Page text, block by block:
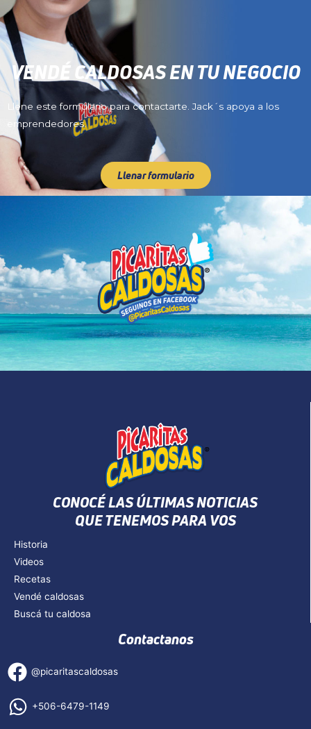
VENDÉ CALDOSAS EN TU NEGOCIO
Llene este formulario para contactarte. Jack´s apoya a los
emprendedores.
Llenar formulario
CONOCÉ LAS ÚLTIMAS NOTICIAS
QUE TENEMOS PARA VOS
Historia
Videos
Recetas
Vendé caldosas
Buscá tu caldosa
Contactanos
@picaritascaldosas
+506-6479-1149